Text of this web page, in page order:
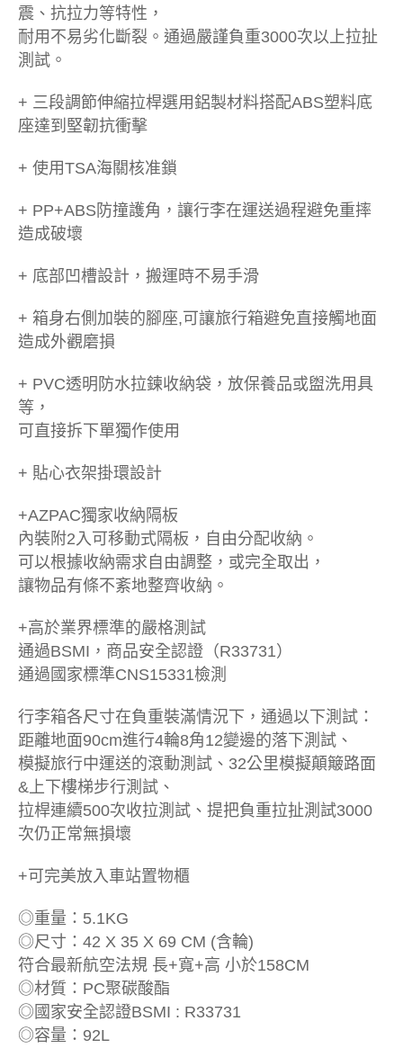
震、抗拉力等特性，
耐用不易劣化斷裂。通過嚴謹負重3000次以上拉扯
測試。
+ 三段調節伸縮拉桿選用鋁製材料搭配ABS塑料底
座達到堅韌抗衝擊
+ 使用TSA海關核准鎖
+ PP+ABS防撞護角，讓行李在運送過程避免重摔
造成破壞
+ 底部凹槽設計，搬運時不易手滑
+ 箱身右側加裝的腳座,可讓旅行箱避免直接觸地面
造成外觀磨損
+ PVC透明防水拉鍊收納袋，放保養品或盥洗用具
等，
可直接拆下單獨作使用
+ 貼心衣架掛環設計
+AZPAC獨家收納隔板
內裝附2入可移動式隔板，自由分配收納。
可以根據收納需求自由調整，或完全取出，
讓物品有條不紊地整齊收納。
+高於業界標準的嚴格測試
通過BSMI，商品安全認證（R33731）
通過國家標準CNS15331檢測
行李箱各尺寸在負重裝滿情況下，通過以下測試：
距離地面90cm進行4輪8角12變邊的落下測試、
模擬旅行中運送的滾動測試、32公里模擬顛簸路面
&上下樓梯步行測試、
拉桿連續500次收拉測試、提把負重拉扯測試3000
次仍正常無損壞
+可完美放入車站置物櫃
◎重量：5.1KG
◎尺寸：42 X 35 X 69 CM (含輪)
符合最新航空法規 長+寬+高 小於158CM
◎材質：PC聚碳酸酯
◎國家安全認證BSMI : R33731
◎容量：92L